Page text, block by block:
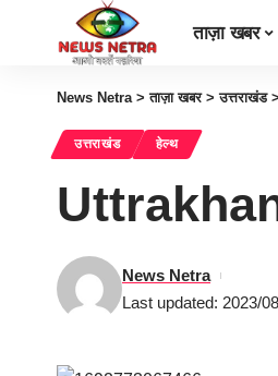
ताज़ा खबर
News Netra>ताज़ा खबर>उत्तराखंड>
उत्तराखंड हेल्थ
Last updated: 2023/
News Netra